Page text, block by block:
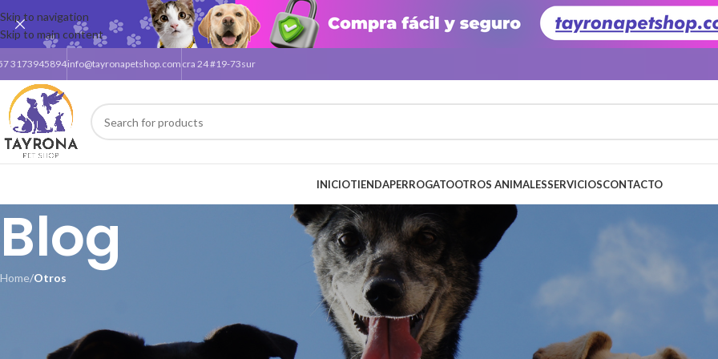
Skip to navigation
Skip to main content
3173945894info@tayronapetshop.com cra 24 #19-73sur
INICIOTIENDAPERROGATOOTROS ANIMALESSERVICIOSCONTACTO
Blog
Home/Otros